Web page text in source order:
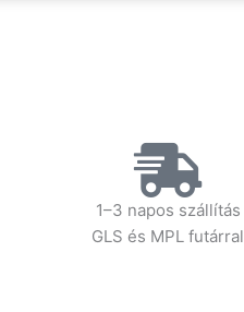
1–3 napos szállítás
GLS és MPL futárral